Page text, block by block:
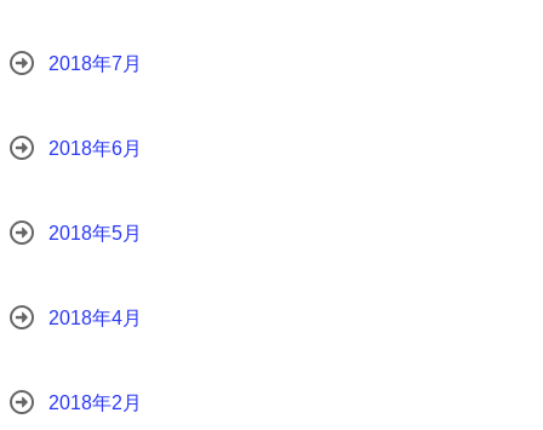
2018年7月
2018年6月
2018年5月
2018年4月
2018年2月